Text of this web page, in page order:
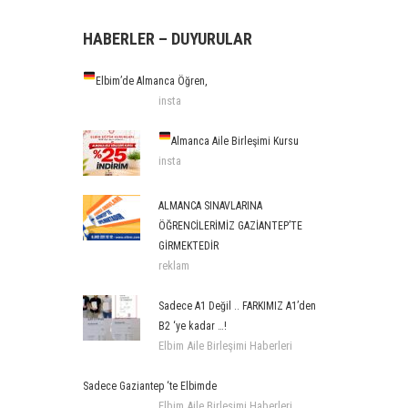
HABERLER – DUYURULAR
Elbim’de Almanca Öğren,
insta
Almanca Aile Birleşimi Kursu
insta
ALMANCA SINAVLARINA
ÖĞRENCİLERİMİZ GAZİANTEP’TE
GİRMEKTEDİR
reklam
Sadece A1 Değil .. FARKIMIZ A1’den
B2 ‘ye kadar …!
Elbim Aile Birleşimi Haberleri
Sadece Gaziantep ‘te Elbimde